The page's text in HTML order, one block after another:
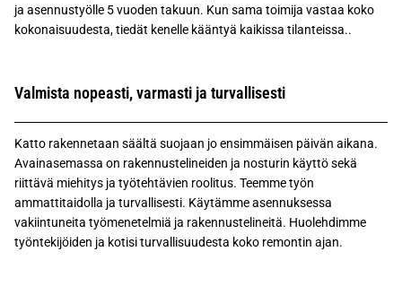
ja asennustyölle 5 vuoden takuun. Kun sama toimija vastaa koko
kokonaisuudesta, tiedät kenelle kääntyä kaikissa tilanteissa..
Valmista nopeasti, varmasti ja turvallisesti
Katto rakennetaan säältä suojaan jo ensimmäisen päivän aikana.
Avainasemassa on rakennustelineiden ja nosturin käyttö sekä
riittävä miehitys ja työtehtävien roolitus. Teemme työn
ammattitaidolla ja turvallisesti. Käytämme asennuksessa
vakiintuneita työmenetelmiä ja rakennustelineitä. Huolehdimme
työntekijöiden ja kotisi turvallisuudesta koko remontin ajan.